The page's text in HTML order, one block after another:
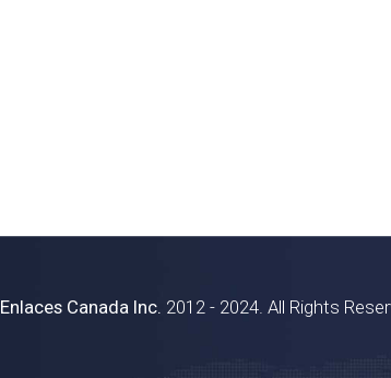
Enlaces Canada Inc. 2012 - 2024. All Rights